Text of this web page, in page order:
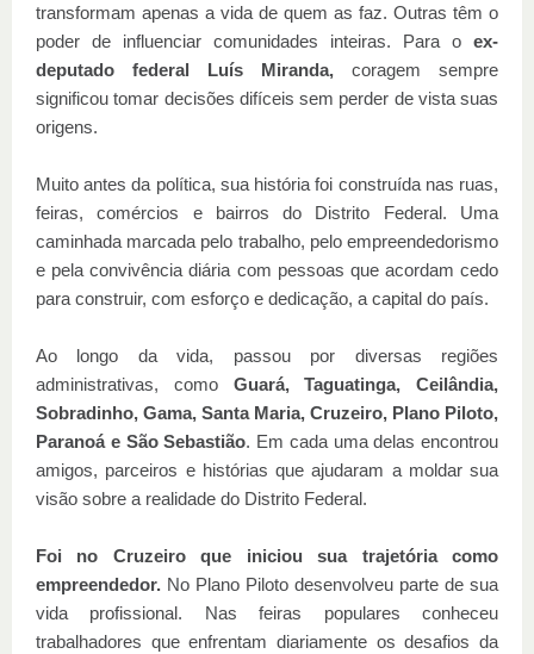
transformam apenas a vida de quem as faz. Outras têm o
poder de influenciar comunidades inteiras. Para o ex-
deputado federal Luís Miranda, coragem sempre
significou tomar decisões difíceis sem perder de vista suas
origens.
Muito antes da política, sua história foi construída nas ruas,
feiras, comércios e bairros do Distrito Federal. Uma
caminhada marcada pelo trabalho, pelo empreendedorismo
e pela convivência diária com pessoas que acordam cedo
para construir, com esforço e dedicação, a capital do país.
Ao longo da vida, passou por diversas regiões
administrativas, como Guará, Taguatinga, Ceilândia,
Sobradinho, Gama, Santa Maria, Cruzeiro, Plano Piloto,
Paranoá e São Sebastião. Em cada uma delas encontrou
amigos, parceiros e histórias que ajudaram a moldar sua
visão sobre a realidade do Distrito Federal.
Foi no Cruzeiro que iniciou sua trajetória como
empreendedor. No Plano Piloto desenvolveu parte de sua
vida profissional. Nas feiras populares conheceu
trabalhadores que enfrentam diariamente os desafios da